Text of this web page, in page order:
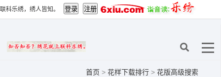
联科乐绣，绣人皆知。
首页 > 花样下载排行 > 花版高级搜索